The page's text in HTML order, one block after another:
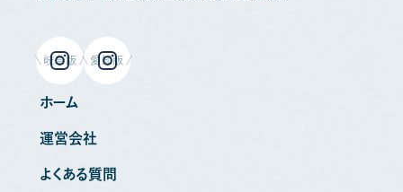
岐阜版 愛知版
ホーム
運営会社
よくある質問